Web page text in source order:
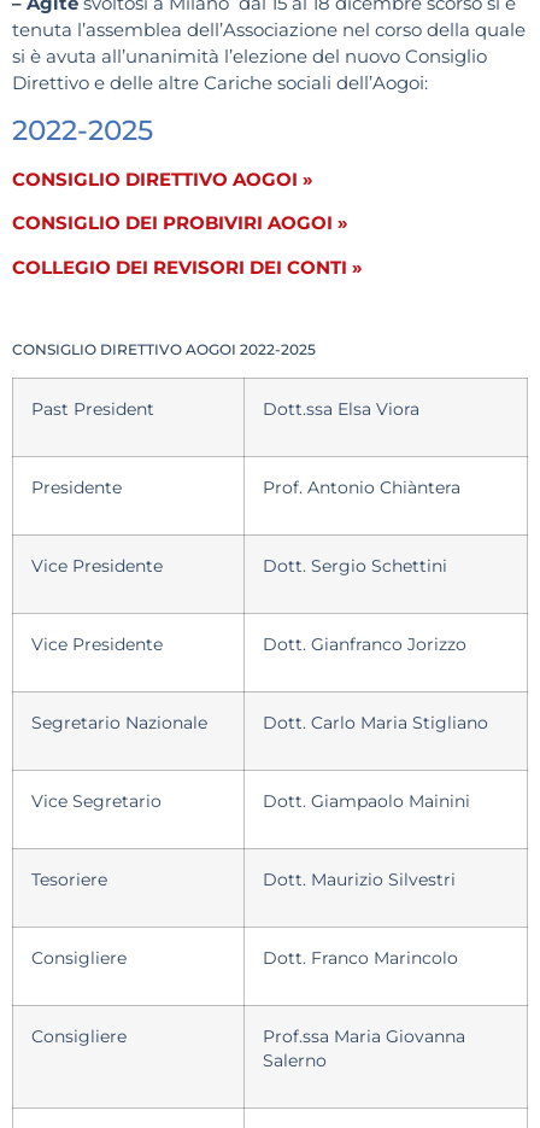
tenuta l’assemblea dell’Associazione nel corso della quale
si è avuta all’unanimità l’elezione del nuovo Consiglio
Direttivo e delle altre Cariche sociali dell’Aogoi:
2022-2025
CONSIGLIO DIRETTIVO AOGOI »
CONSIGLIO DEI PROBIVIRI AOGOI »
COLLEGIO DEI REVISORI DEI CONTI »
CONSIGLIO DIRETTIVO AOGOI 2022-2025
Past President Dott.ssa Elsa Viora
Presidente Prof. Antonio Chiàntera
Vice Presidente Dott. Sergio Schettini
Vice Presidente Dott. Gianfranco Jorizzo
Segretario Nazionale Dott. Carlo Maria Stigliano
Vice Segretario Dott. Giampaolo Mainini
Tesoriere Dott. Maurizio Silvestri
Consigliere Dott. Franco Marincolo
Consigliere
Prof.ssa Maria Giovanna
Salerno